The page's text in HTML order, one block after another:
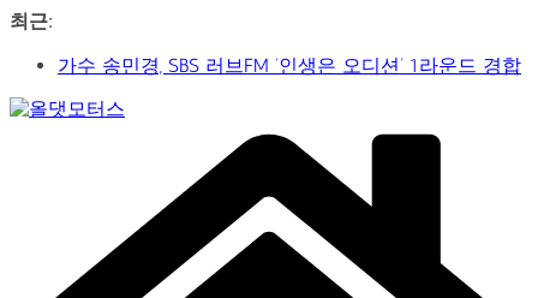
콘
로
건
최근:
신구-박근형 배우의 압도적 존재감…연극 베니스의 상
인
가수 송민경, SBS 러브FM ‘인생은 오디션’ 1라운드 경합
통과… 명곡 ‘섬마을 선생님’으로 전한 진심
제2회 아트코리아 Why 포럼… 김리원 작가, 글로벌 아트
페어 진출 전략 제시
YAYO(야요) 작가 2026 홍대아트앤디자인밸리에서 bac
아트페어 참여, 신작 판매이어져
‘비극적 운명’의 서사… 연극 ‘오이디푸스’, 압도적 몰입감
으로 객석 사로잡다